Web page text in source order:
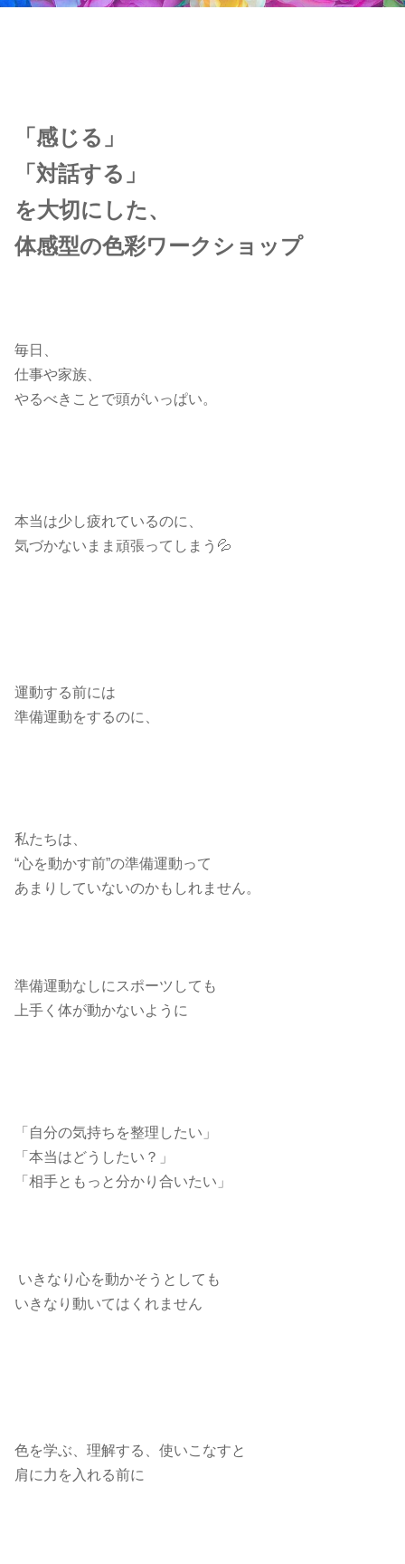
「感じる」
「対話する」
を大切にした、
体感型の色彩ワークショップ
毎日、
仕事や家族、
やるべきことで頭がいっぱい。
本当は少し疲れているのに、
気づかないまま頑張ってしまう💦
運動する前には
準備運動をするのに、
私たちは、
“心を動かす前”の準備運動って
あまりしていないのかもしれません。
準備運動なしにスポーツしても
上手く体が動かないように
「自分の気持ちを整理したい」
「本当はどうしたい？」
「相手ともっと分かり合いたい」
いきなり心を動かそうとしても
いきなり動いてはくれません
色を学ぶ、理解する、使いこなすと
肩に力を入れる前に